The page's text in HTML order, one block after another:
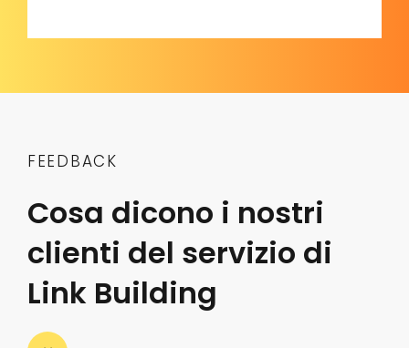
FEEDBACK
Cosa dicono i nostri
clienti del servizio di
Link Building